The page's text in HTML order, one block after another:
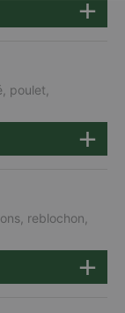
poulet,
reblochon,